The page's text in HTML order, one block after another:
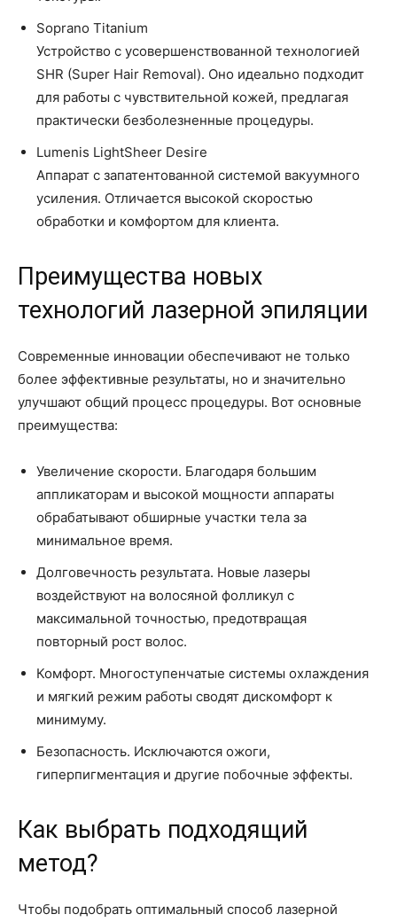
Soprano Titanium
Устройство с усовершенствованной технологией
SHR (Super Hair Removal). Оно идеально подходит
для работы с чувствительной кожей, предлагая
практически безболезненные процедуры.
Lumenis LightSheer Desire
Аппарат с запатентованной системой вакуумного
усиления. Отличается высокой скоростью
обработки и комфортом для клиента.
Преимущества новых
технологий лазерной эпиляции
Современные инновации обеспечивают не только
более эффективные результаты, но и значительно
улучшают общий процесс процедуры. Вот основные
преимущества:
Увеличение скорости. Благодаря большим
аппликаторам и высокой мощности аппараты
обрабатывают обширные участки тела за
минимальное время.
Долговечность результата. Новые лазеры
воздействуют на волосяной фолликул с
максимальной точностью, предотвращая
повторный рост волос.
Комфорт. Многоступенчатые системы охлаждения
и мягкий режим работы сводят дискомфорт к
минимуму.
Безопасность. Исключаются ожоги,
гиперпигментация и другие побочные эффекты.
Как выбрать подходящий
метод?
Чтобы подобрать оптимальный способ лазерной